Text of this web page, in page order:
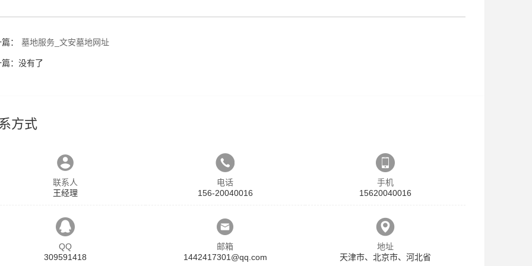
： 墓地服务_文安墓地网址
：没有了
方式
联系人
王经理
电话
156-20040016
手机
15620040016
QQ
309591418
邮箱
1442417301@qq.com
地址
天津市、北京市、河北省